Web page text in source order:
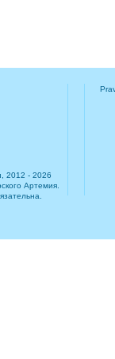
2012 - 2026
Артемия.